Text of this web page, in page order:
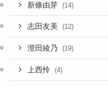
新條由芽 (14)
志田友美 (12)
澄田綾乃 (19)
上西怜 (4)